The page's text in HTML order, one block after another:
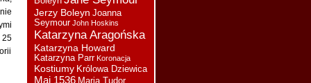
25
chceci zobaczyć na
stronie? Do wyboru mam
takie:
Sylwia :Czytałam tą
książkę ale jakoś mnie nie
urzekła, chociaż historia
Jerzy Boleyn Joanna
Seymour John Hoskins
Katarzyna Aragońska
Katarzyna Howard
Katarzyna Parr Koronacja
Kostiumy Królowa Dziewica
Maj 1536 Maria Tudor